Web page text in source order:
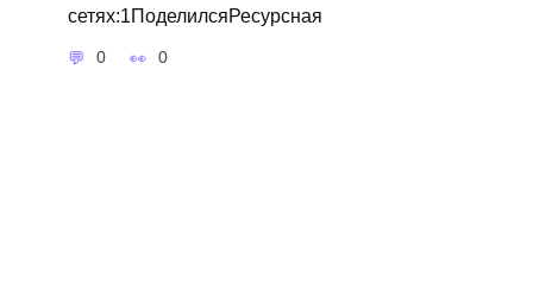
сетях:1ПоделилсяРесурсная
0 0